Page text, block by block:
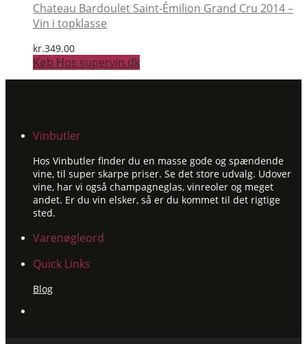
Chateau Bardoulet Saint-Émilion Grand Cru 2014 –
Vin i topklasse
kr.349.00
Køb Hos supervin.dk
Vinbutler
Hos Vinbutler finder du en masse gode og spændende
vine, til super skarpe priser. Se det store udvalg. Udover
vine, har vi også champagneglas, vinreoler og meget
andet. Er du vin elsker, så er du kommet til det rigtige
sted.
Varenøgleord
Quick Links
Blog